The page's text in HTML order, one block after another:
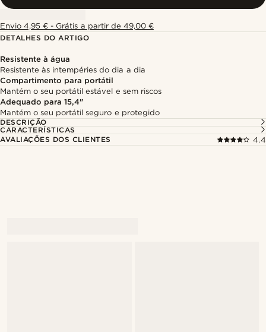
Envio 4,95 € - Grátis a partir de 49,00 €
DETALHES DO ARTIGO
Resistente à água
Resistente às intempéries do dia a dia
Compartimento para portátil
Mantém o seu portátil estável e sem riscos
Adequado para 15,4"
Mantém o seu portátil seguro e protegido
DESCRIÇÃO
CARACTERÍSTICAS
AVALIAÇÕES DOS CLIENTES
4.4